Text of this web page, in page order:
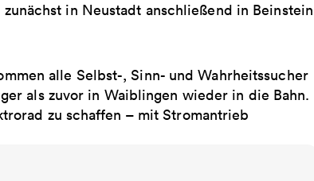
in Neustadt anschließend in Beinstein
alle Selbst-, Sinn- und Wahrheitssucher
als zuvor in Waiblingen wieder in die Bahn.
zu schaffen – mit Strom­antrieb